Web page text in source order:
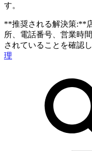
す。
**推奨される解決策:**
所、電話番号、営業時
されていることを確認し
理